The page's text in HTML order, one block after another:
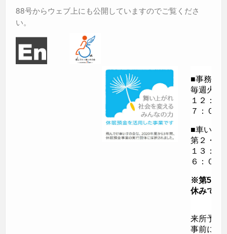
88号からウェブ上にも公開していますのでご覧くださ
い。